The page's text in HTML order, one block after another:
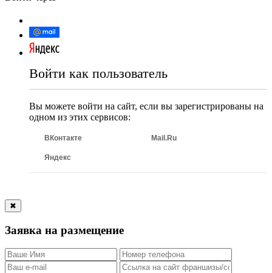
Войти как пользователь
Вы можете войти на сайт, если вы зарегистрированы на
одном из этих сервисов:
ВКонтакте Mail.Ru
Яндекс
✖
Заявка на размещение